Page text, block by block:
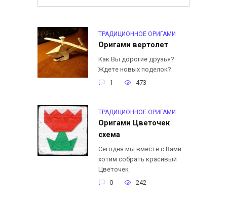
ТРАДИЦИОННОЕ ОРИГАМИ
Оригами вертолет
Как Вы дорогие друзья?
Ждете новых поделок?
1
473
ТРАДИЦИОННОЕ ОРИГАМИ
Оригами Цветочек
схема
Сегодня мы вместе с Вами
хотим собрать красивый
Цветочек
0
242